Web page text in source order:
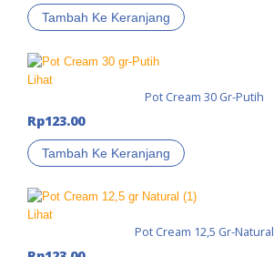
Tambah Ke Keranjang
Lihat
Pot Cream 30 Gr-Putih
Rp123.00
Tambah Ke Keranjang
Lihat
Pot Cream 12,5 Gr-Natural